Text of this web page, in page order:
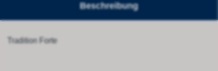
Beschreibung
Tradition Forte